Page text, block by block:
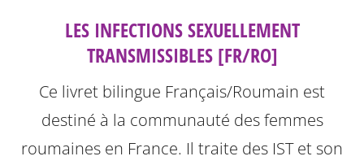
LES INFECTIONS SEXUELLEMENT
TRANSMISSIBLES [FR/RO]
Ce livret bilingue Français/Roumain est
destiné à la communauté des femmes
roumaines en France. Il traite des IST et son